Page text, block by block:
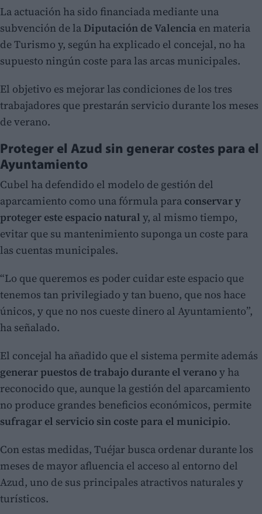
La actuación ha sido financiada mediante una
subvención de la Diputación de Valencia en materia
de Turismo y, según ha explicado el concejal, no ha
supuesto ningún coste para las arcas municipales.
El objetivo es mejorar las condiciones de los tres
trabajadores que prestarán servicio durante los meses
de verano.
Proteger el Azud sin generar costes para el
Ayuntamiento
Cubel ha defendido el modelo de gestión del
aparcamiento como una fórmula para conservar y
proteger este espacio natural y, al mismo tiempo,
evitar que su mantenimiento suponga un coste para
las cuentas municipales.
“Lo que queremos es poder cuidar este espacio que
tenemos tan privilegiado y tan bueno, que nos hace
únicos, y que no nos cueste dinero al Ayuntamiento”,
ha señalado.
El concejal ha añadido que el sistema permite además
generar puestos de trabajo durante el veranoy ha
reconocido que, aunque la gestión del aparcamiento
no produce grandes beneficios económicos, permite
sufragar el servicio sin coste para el municipio.
Con estas medidas, Tuéjar busca ordenar durante los
meses de mayor afluencia el acceso al entorno del
Azud, uno de sus principales atractivos naturales y
turísticos.